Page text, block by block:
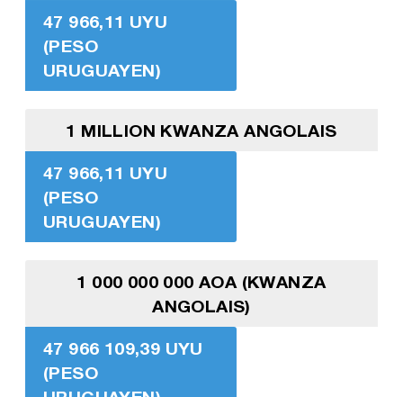
47 966,11 UYU
(PESO
URUGUAYEN)
1 MILLION KWANZA ANGOLAIS
47 966,11 UYU
(PESO
URUGUAYEN)
1 000 000 000 AOA (KWANZA
ANGOLAIS)
47 966 109,39 UYU
(PESO